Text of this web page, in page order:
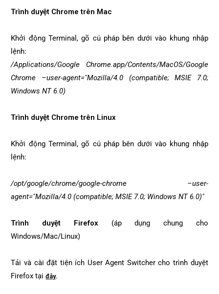
Trình duyệt Chrome trên Mac
Khởi động Terminal, gõ cú pháp bên dưới vào khung nhập
lệnh:
/Applications/Google Chrome.app/Contents/MacOS/Google
Chrome –user-agent="Mozilla/4.0 (compatible; MSIE 7.0;
Windows NT 6.0)
Trình duyệt Chrome trên Linux
Khởi động Terminal, gõ cú pháp bên dưới vào khung nhập
lệnh:
/opt/google/chrome/google-chrome –user-
agent="Mozilla/4.0 (compatible; MSIE 7.0; Windows NT 6.0)"
Trình duyệt Firefox(áp dụng chung cho
Windows/Mac/Linux)
Tải và cài đặt tiện ích User Agent Switcher cho trình duyệt
Firefox tạiđây.